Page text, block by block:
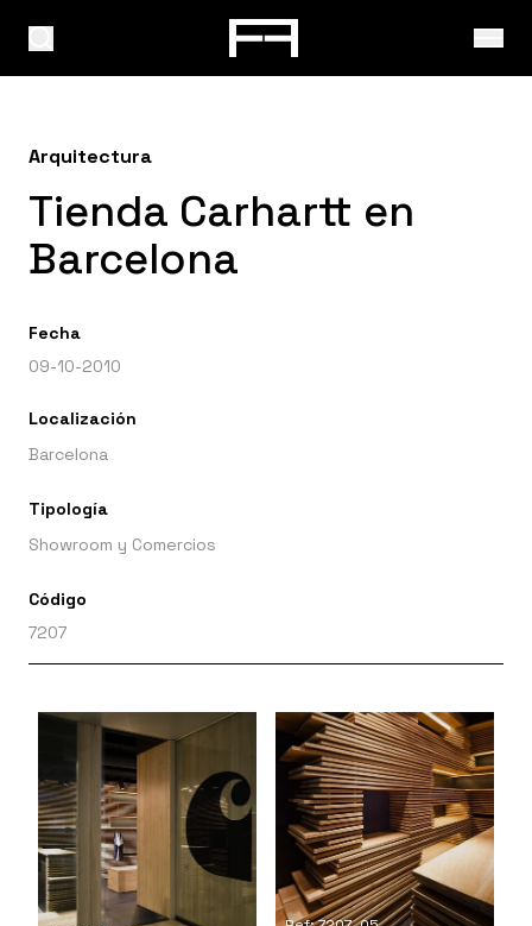
Arquitectura
Tienda Carhartt en
Barcelona
Fecha
09-10-2010
Localización
Barcelona
Tipología
Showroom y Comercios
Código
7207